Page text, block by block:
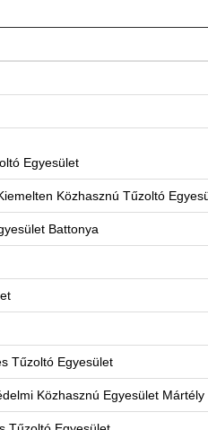
Egyesület
Közhasznú Tűzoltó
Battonya
Tűzoltó Egyesület
Közhasznú Egyesület Mártély